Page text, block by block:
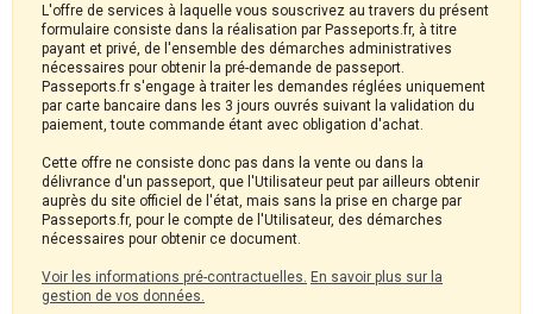
L'offre de services à laquelle vous souscrivez au travers du présent
formulaire consiste dans la réalisation par Passeports.fr, à titre
payant et privé, de l'ensemble des démarches administratives
nécessaires pour obtenir la pré-demande de passeport.
Passeports.fr s'engage à traiter les demandes réglées uniquement
par carte bancaire dans les 3 jours ouvrés suivant la validation du
paiement, toute commande étant avec obligation d'achat.
Cette offre ne consiste donc pas dans la vente ou dans la
délivrance d'un passeport, que l'Utilisateur peut par ailleurs obtenir
auprès du site officiel de l'état, mais sans la prise en charge par
Passeports.fr, pour le compte de l'Utilisateur, des démarches
nécessaires pour obtenir ce document.
Voir les informations pré-contractuelles. En savoir plus sur la
gestion de vos données.